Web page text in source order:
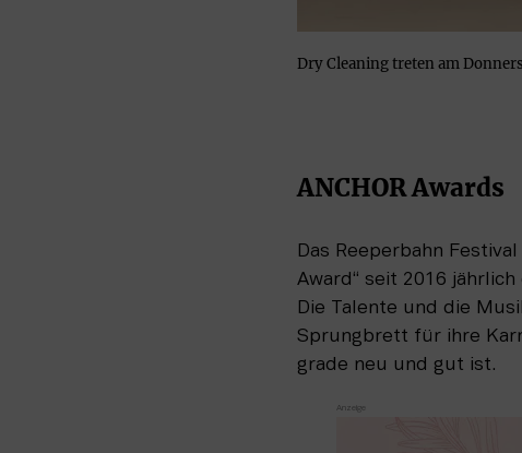
Dry Cleaning treten am
ANCHOR Awards
Das Reeperbahn
Award“ seit 2016
Die Talente und die
Sprungbrett für ihre
grade neu und gut ist.